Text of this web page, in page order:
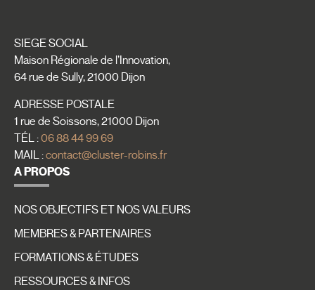
SIEGE SOCIAL
Maison Régionale de l’Innovation,
64 rue de Sully, 21000 Dijon
ADRESSE POSTALE
1 rue de Soissons, 21000 Dijon
TÉL :06 88 44 99 69
MAIL :contact@cluster-robins.fr
A PROPOS
NOS OBJECTIFS ET NOS VALEURS
MEMBRES & PARTENAIRES
FORMATIONS & ÉTUDES
RESSOURCES & INFOS